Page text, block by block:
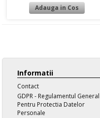
Informatii
Contact
GDPR - Regulamentul General
Pentru Protectia Datelor
Personale